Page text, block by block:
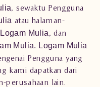
, sewaktu Pengguna
atau halaman-
Logam Mulia, dan
Mulia. Logam Mulia
Pengguna yang
kami dapatkan dari
perusahaan lain.